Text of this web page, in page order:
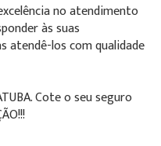
no atendimento
às suas
atendê-los com qualidade
Cote o seu seguro